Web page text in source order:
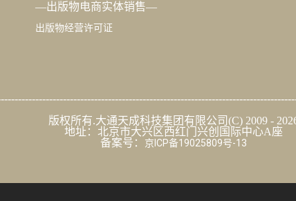
—出版物电商实体销售—
出版物经营许可证
版权所有.大通天成科技集团有限公司(C) 2009 -
地址：北京市大兴区西红门兴创国际中心A座
备案号： 京ICP备19025809号-13